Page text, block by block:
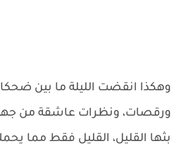
وهكذا انقضت الليلة ما بين
ورقصات، ونظرات عاشقة من جهة
بثها القليل، القليل فقط مما